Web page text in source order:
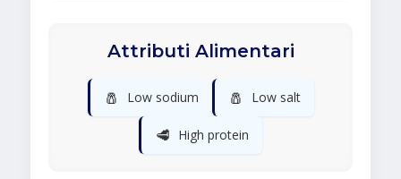
Attributi Alimentari
🧂 Low sodium 🧂 Low salt
🥩 High protein